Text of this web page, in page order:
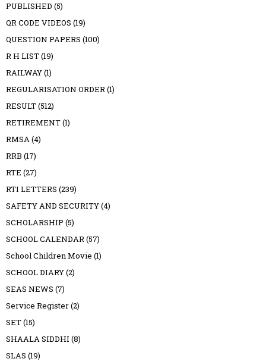
PUBLISHED (5)
QR CODE VIDEOS (19)
QUESTION PAPERS (100)
R H LIST(19)
RAILWAY(1)
REGULARISATION ORDER(1)
RESULT(512)
RETIREMENT(1)
RMSA(4)
RRB (17)
RTE (27)
RTI LETTERS (239)
SAFETY AND SECURITY(4)
SCHOLARSHIP (5)
SCHOOL CALENDAR(57)
School Children Movie (1)
SCHOOL DIARY(2)
SEAS NEWS (7)
Service Register(2)
SET(15)
SHAALA SIDDHI (8)
SLAS (19)